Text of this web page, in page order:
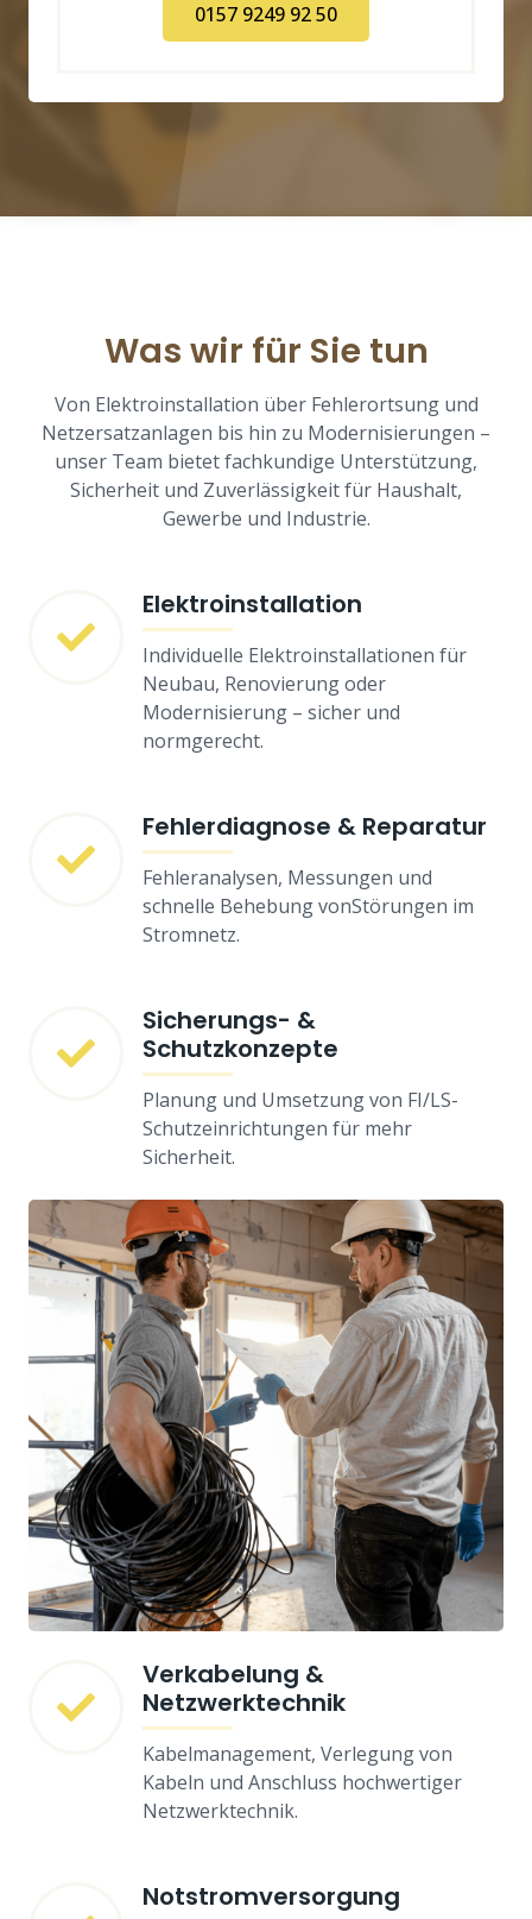
0157 9249 92 50
Was wir für Sie tun
Von Elektroinstallation über Fehlerortsung und
Netzersatzanlagen bis hin zu Modernisierungen –
unser Team bietet fachkundige Unterstützung,
Sicherheit und Zuverlässigkeit für Haushalt,
Gewerbe und Industrie.
Elektroinstallation
Individuelle Elektroinstallationen für
Neubau, Renovierung oder
Modernisierung – sicher und
normgerecht.
Fehlerdiagnose & Reparatur
Fehleranalysen, Messungen und
schnelle Behebung vonStörungen im
Stromnetz.
Sicherungs- &
Schutzkonzepte
Planung und Umsetzung von FI/LS-
Schutzeinrichtungen für mehr
Sicherheit.
Verkabelung &
Netzwerktechnik
Kabelmanagement, Verlegung von
Kabeln und Anschluss hochwertiger
Netzwerktechnik.
Notstromversorgung